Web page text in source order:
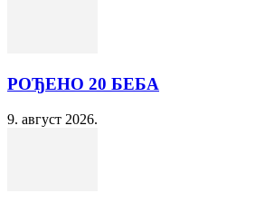
РОЂЕНО 20 БЕБА
9. август 2026.